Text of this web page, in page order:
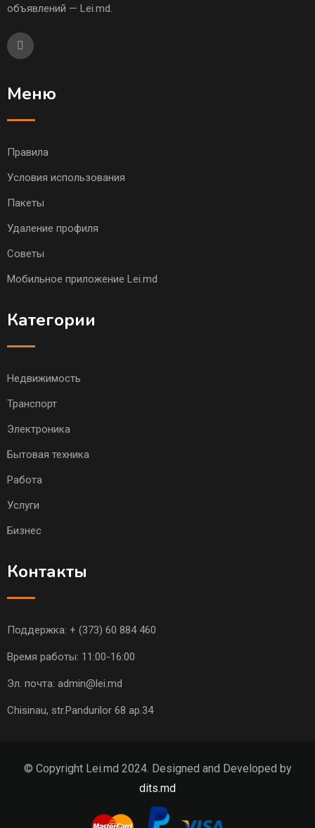
объявлений — Lei.md.
Меню
Правила
Условия использования
Пакеты
Удаление профиля
Советы
Мобильное приложение Lei.md
Категории
Недвижимость
Транспорт
Электроника
Бытовая техника
Работа
Услуги
Бизнес
Контакты
Поддержка: + (373) 60 884 460
Время работы: 11:00-16:00
Эл. почта: admin@lei.md
Chisinau, str.Pandurilor 68 ap.34
© Copyright Lei.md 2024. Designed and Developed by
dits.md